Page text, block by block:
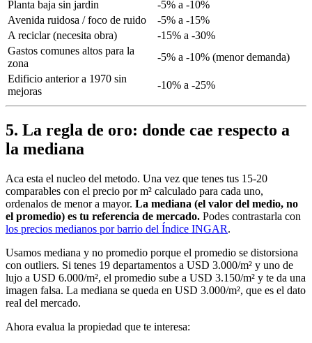
Planta baja sin jardin
-5% a -10%
Avenida ruidosa / foco de ruido
-5% a -15%
A reciclar (necesita obra)
-15% a -30%
Gastos comunes altos para la
zona
-5% a -10% (menor demanda)
Edificio anterior a 1970 sin
mejoras
-10% a -25%
5. La regla de oro: donde cae respecto a
la mediana
Aca esta el nucleo del metodo. Una vez que tenes tus 15-20
comparables con el precio por m² calculado para cada uno,
ordenalos de menor a mayor. La mediana (el valor del medio, no
el promedio) es tu referencia de mercado. Podes contrastarla con
los precios medianos por barrio del Índice INGAR.
Usamos mediana y no promedio porque el promedio se distorsiona
con outliers. Si tenes 19 departamentos a USD 3.000/m² y uno de
lujo a USD 6.000/m², el promedio sube a USD 3.150/m² y te da una
imagen falsa. La mediana se queda en USD 3.000/m², que es el dato
real del mercado.
Ahora evalua la propiedad que te interesa: